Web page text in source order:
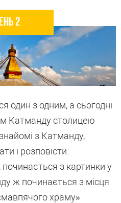
2
один з одним, а сьогодні
Катманду столицею
з Катманду,
і розповісти.
з картинки у
ж починається з місця
храму»